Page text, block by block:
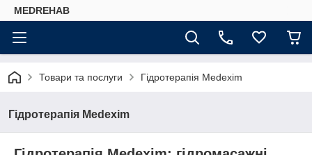
MEDREHAB
Товари та послуги Гідротерапія Medexim
Гідротерапія Medexim